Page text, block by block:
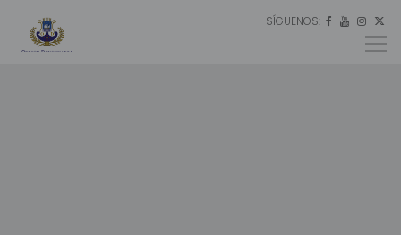
SÍGUENOS:    ES
EU
EN